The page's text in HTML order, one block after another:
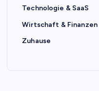
Technologie & SaaS
Wirtschaft & Finanzen
Zuhause